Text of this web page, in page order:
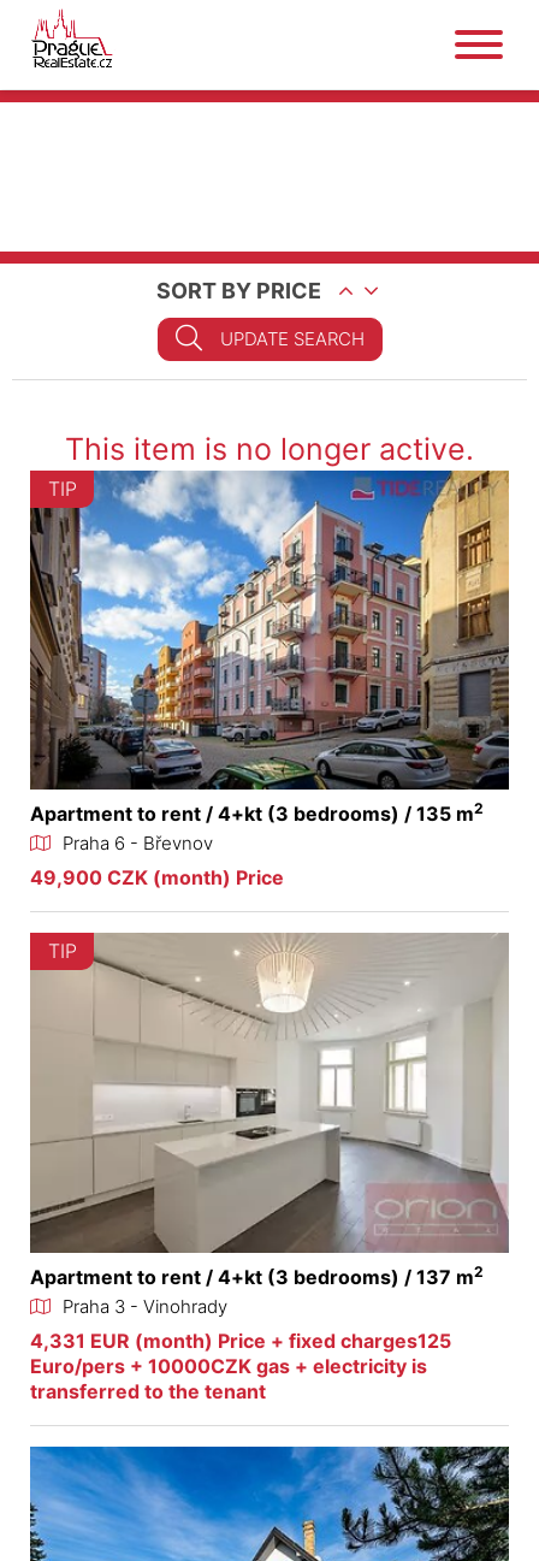
SORT BY PRICE
UPDATE SEARCH
This item is no longer active.
TIP
Apartment to rent / 4+kt (3 bedrooms) / 135 m2
Praha 6 - Břevnov
49,900 CZK (month) Price
TIP
Apartment to rent / 4+kt (3 bedrooms) / 137 m2
Praha 3 - Vinohrady
4,331 EUR (month) Price + fixed charges125
Euro/pers + 10000CZK gas + electricity is
transferred to the tenant